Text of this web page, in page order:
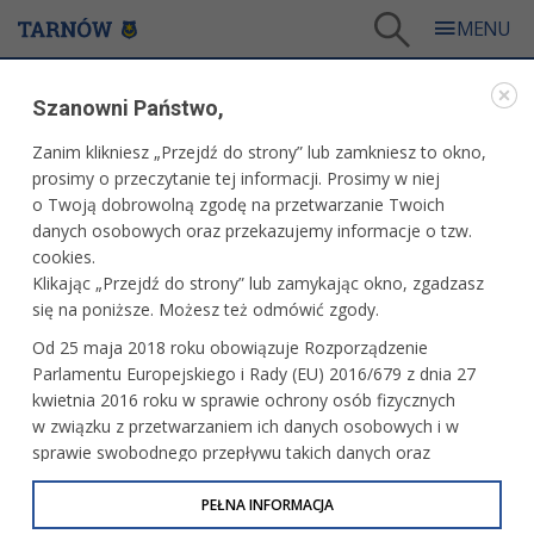
Rozpoczęcie sezonu motocyklowego
ROZPOCZĘCIE SEZONU MOTOCYKLOWEGO
07.05.2026, 11:47
W kolejną niedzielę, 17 maja, zaplanowano Rozpoczęcie
Sezonu Motocyklowego. Zbiórkę uczestników wyznaczono
na placu " Starej Kapłanówki” przy al. Matki Bożej
Fatimskiej. Impreza startuje o godz. 11.
Szanowni Państwo,
Zanim klikniesz „Przejdź do strony” lub zamkniesz to okno,
prosimy o przeczytanie tej informacji. Prosimy w niej
o Twoją dobrowolną zgodę na przetwarzanie Twoich
danych osobowych oraz przekazujemy informacje o tzw.
cookies.
Klikając „Przejdź do strony” lub zamykając okno, zgadzasz
się na poniższe. Możesz też odmówić zgody.
Od 25 maja 2018 roku obowiązuje Rozporządzenie
Parlamentu Europejskiego i Rady (EU) 2016/679 z dnia 27
kwietnia 2016 roku w sprawie ochrony osób fizycznych
w związku z przetwarzaniem ich danych osobowych i w
sprawie swobodnego przepływu takich danych oraz
uchylenia dyrektywy 95/46/WE (określane jako RODO, GDPR
lub Ogólne Rozporządzenie o Ochronie Danych
PEŁNA INFORMACJA